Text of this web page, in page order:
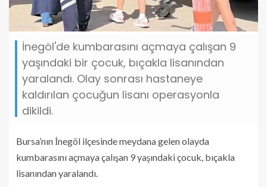
İnegöl'de kumbarasını açmaya çalışan 9
yaşındaki bir çocuk, bıçakla lisanından
yaralandı. Olay sonrası hastaneye
kaldırılan çocuğun lisanı operasyonla
dikildi.
Bursa’nın İnegöl ilçesinde meydana gelen olayda
kumbarasını açmaya çalışan 9 yaşındaki çocuk, bıçakla
lisanından yaralandı.